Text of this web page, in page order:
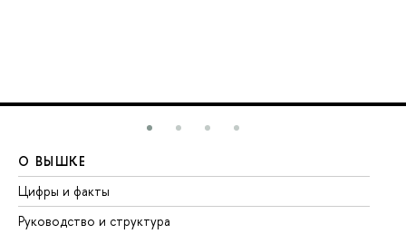
О ВЫШКЕ
Цифры и факты
Руководство и структура